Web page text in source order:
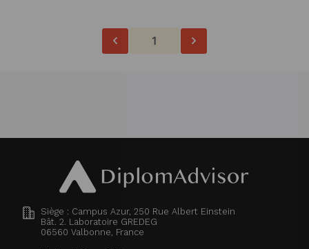
1
Siège : Campus Azur, 250 Rue Albert Einstein
Bât. 2. Laboratoire GREDEG
06560 Valbonne, France